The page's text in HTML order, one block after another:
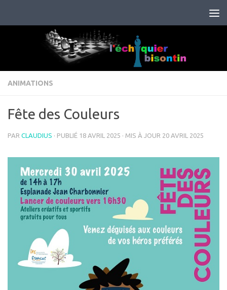
ANIMATIONS
Fête des Couleurs
PAR CLAUDIUS · PUBLIÉ 18 AVRIL 2025 · MIS À JOUR 20 AVRIL 2025